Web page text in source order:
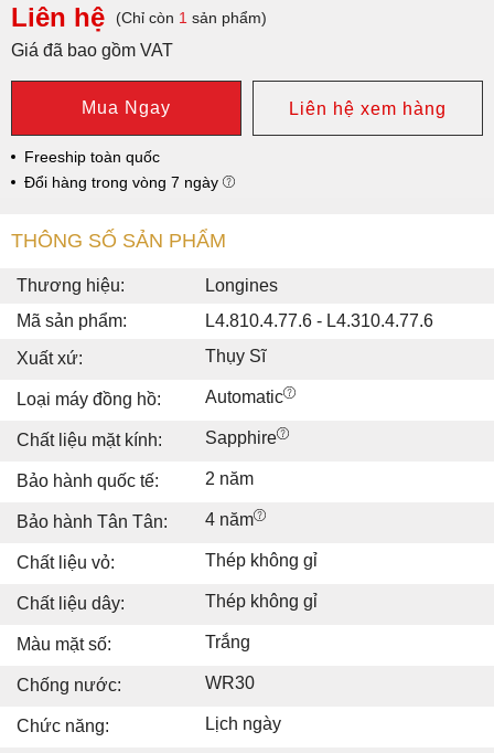
Liên hệ (Chỉ còn 1 sản phẩm)
Giá đã bao gồm VAT
Mua Ngay Liên hệ xem hàng
Freeship toàn quốc
Đổi hàng trong vòng 7 ngày
THÔNG SỐ SẢN PHẨM
Thương hiệu:
Longines
Mã sản phẩm:
L4.810.4.77.6 - L4.310.4.77.6
Xuất xứ:
Thụy Sĩ
Loại máy đồng hồ: Automatic
Chất liệu mặt kính: Sapphire
Bảo hành quốc tế: 2 năm
Bảo hành Tân Tân: 4 năm
Chất liệu vỏ: Thép không gỉ
Chất liệu dây: Thép không gỉ
Màu mặt số: Trắng
Chống nước: WR30
Chức năng: Lịch ngày